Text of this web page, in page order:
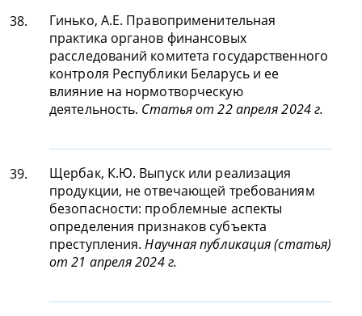
38.
Гинько, А.Е. Правоприменительная
практика органов финансовых
расследований комитета государственного
контроля Республики Беларусь и ее
влияние на нормотворческую
деятельность. Статья от 22 апреля 2024 г.
39.
Щербак, К.Ю. Выпуск или реализация
продукции, не отвечающей требованиям
безопасности: проблемные аспекты
определения признаков субъекта
преступления.Научная публикация (статья)
от 21 апреля 2024 г.